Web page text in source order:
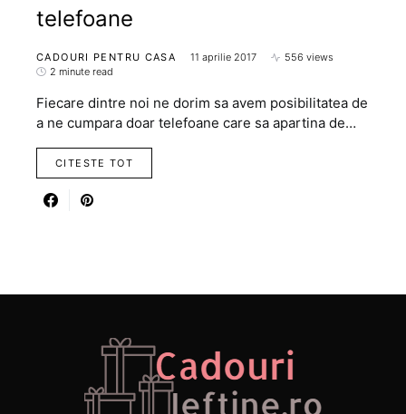
telefoane
CADOURI PENTRU CASA 11 aprilie 2017
556 views
2 minute read
Fiecare dintre noi ne dorim sa avem posibilitatea de
a ne cumpara doar telefoane care sa apartina de…
CITESTE TOT